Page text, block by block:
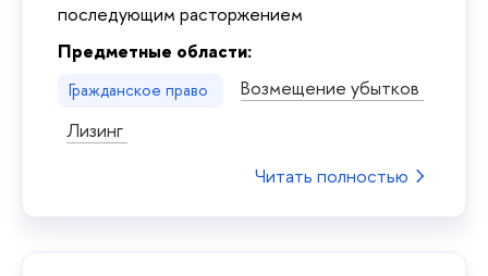
последующим расторжением
Предметные области:
Гражданское право
Возмещение убытков
Лизинг
Читать полностью